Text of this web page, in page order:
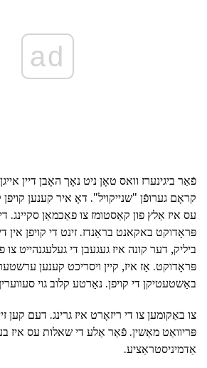
ad
פֿאַר ביגינערז וואס טאָן ניט נאָך האָבן דיין
קראָם גערופֿן "שנייקויל". דאָ איר קענען קויפן
פּראָדוקט באקאנט בראַנדז. זינט די קויפן אין
ביליק, דער קונה איז געגעבן די געלעגנהייט
פּראָדוקט. אַז איז, קיין ויסריכט קענען
באַשטעטיקן די קויפן. נאַרטע קלוב גוי סעווערין
צו באַקומען צו די ריזאָרט איז גרינג. דעם קען
פּריוואַט מאַשין. פֿאַר אַלע די שאלות עס איז
אַדמיניסטראַציע.